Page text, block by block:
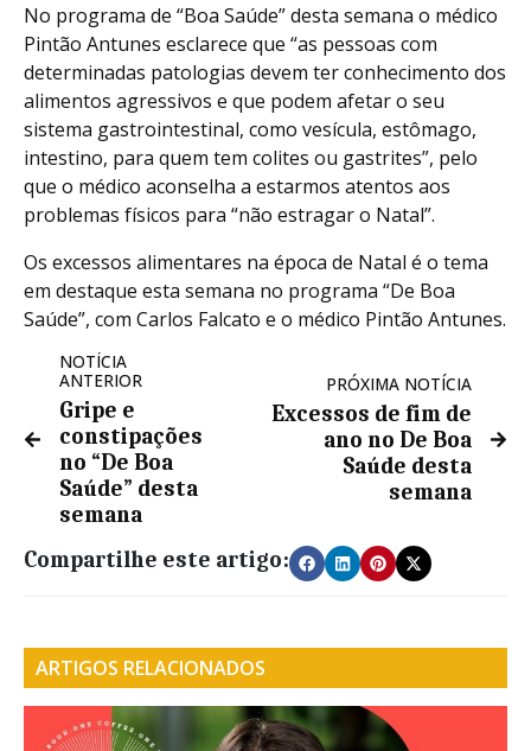
No programa de “Boa Saúde” desta semana o médico
Pintão Antunes esclarece que “as pessoas com
determinadas patologias devem ter conhecimento dos
alimentos agressivos e que podem afetar o seu
sistema gastrointestinal, como vesícula, estômago,
intestino, para quem tem colites ou gastrites”, pelo
que o médico aconselha a estarmos atentos aos
problemas físicos para “não estragar o Natal”.
Os excessos alimentares na época de Natal é o tema
em destaque esta semana no programa “De Boa
Saúde”, com Carlos Falcato e o médico Pintão Antunes.
NOTÍCIA
ANTERIOR
Gripe e
constipações
no “De Boa
Saúde” desta
semana
PRÓXIMA NOTÍCIA
Excessos de fim de
ano no De Boa
Saúde desta
semana
Compartilhe este artigo:
ARTIGOS RELACIONADOS